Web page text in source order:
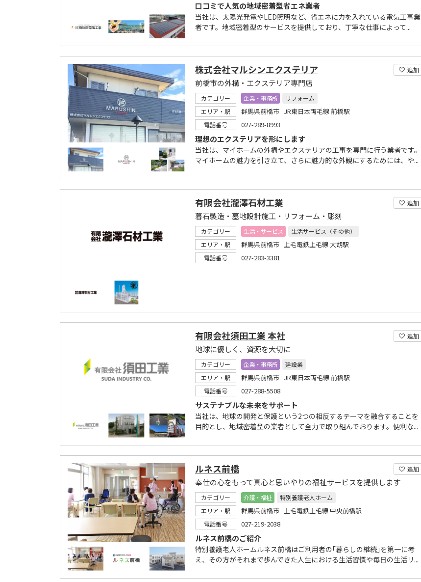
口コミで人気の地域密着型省エネ業者
当社は、太陽光発電やLED照明など、省エネに力を入れている電気工事業
者です。地域密着型のサービスを提供しており、丁寧な仕事によって...
追加
株式会社マルシンエクステリア
前橋市の外構・エクステリア専門店
カテゴリー 企業・事務所
リフォーム
エリア・駅
群馬県前橋市 JR東日本両毛線 前橋駅
電話番号 027-289-8993
理想のエクステリアを形にします
当社は、マイホームの外構やエクステリアの工事を専門に行う業者です。
マイホームの魅力を引き立て、さらに魅力的な外観にするためには、や...
追加
有限会社瀧澤石材工業
暮石製造・墓地設計施工・リフォーム・彫刻
カテゴリー 生活・サービス
生活サービス（その他）
エリア・駅
群馬県前橋市 上毛電鉄上毛線 大胡駅
電話番号 027-283-3381
追加
有限会社須田工業 本社
地球に優しく、資源を大切に
カテゴリー 企業・事務所
建設業
エリア・駅
群馬県前橋市 JR東日本両毛線 前橋駅
電話番号 027-288-5508
サステナブルな未来をサポート
当社は、地球の開発と保護という2つの相反するテーマを融合することを
目的とし、地域密着型の業者として全力で取り組んでおります。便利な...
追加
ルネス前橋
奉仕の心をもって真心と思いやりの福祉サービスを提供します
カテゴリー 介護・福祉
特別養護老人ホーム
エリア・駅
群馬県前橋市 上毛電鉄上毛線 中央前橋駅
電話番号 027-219-2038
ルネス前橋のご紹介
特別養護老人ホームルネス前橋はご利用者の｢暮らしの継続｣を第一に考
え、その方がそれまで歩んできた人生における生活習慣や毎日の生活リ...